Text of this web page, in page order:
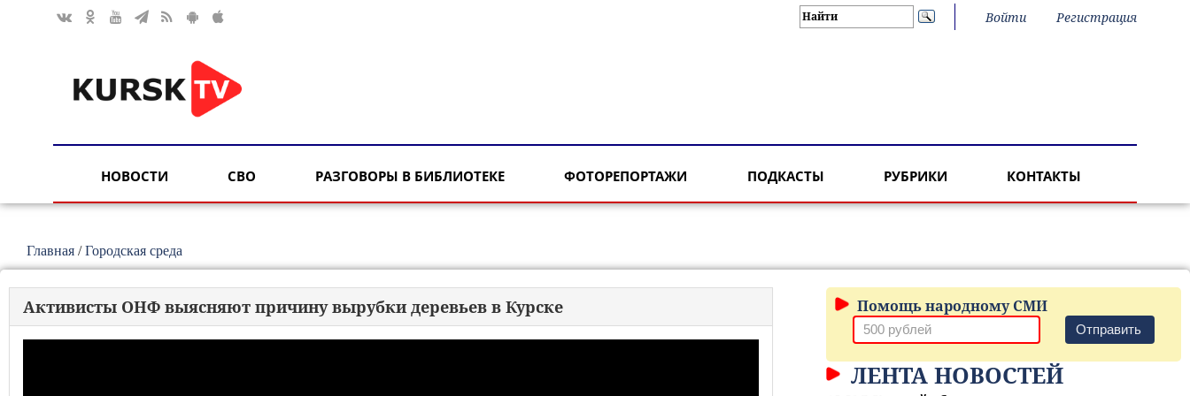
Войти Регистрация
НОВОСТИ СВО РАЗГОВОРЫ В БИБЛИОТЕКЕ ФОТОРЕПОРТАЖИ ПОДКАСТЫ РУБРИКИ КОНТАКТЫ
Главная /Городская среда
Активисты ОНФ выясняют причину вырубки деревьев в Курске Помощь народному СМИ
Отправить
ЛЕНТА НОВОСТЕЙ